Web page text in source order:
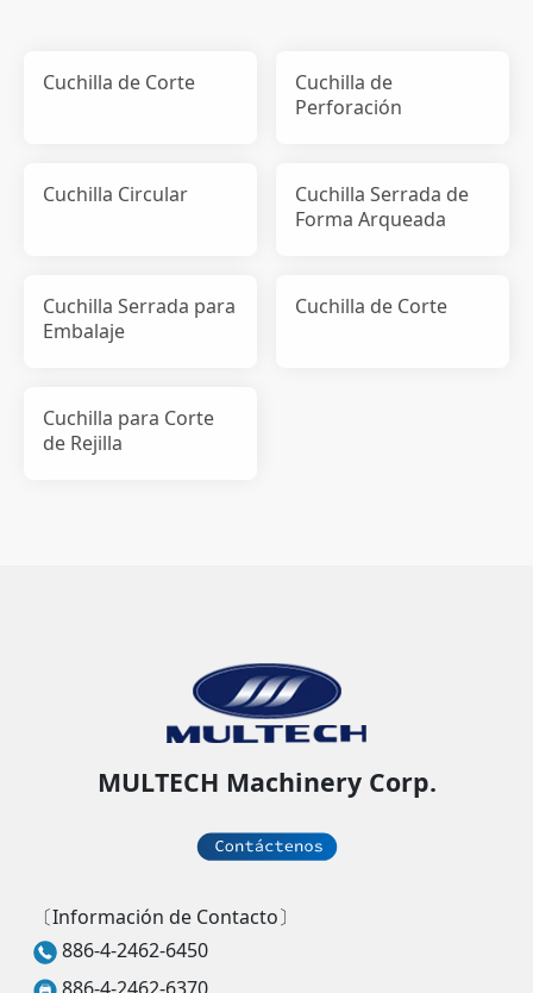
Cuchilla de Corte
Cuchilla de
Perforación
Cuchilla Circular
Cuchilla Serrada de
Forma Arqueada
Cuchilla Serrada para
Embalaje
Cuchilla de Corte
Cuchilla para Corte
de Rejilla
MULTECH Machinery Corp.
〔Información de Contacto〕
886-4-2462-6450